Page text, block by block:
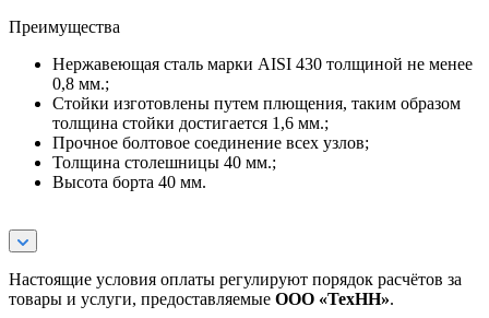
Преимущества
Нержавеющая сталь марки AISI 430 толщиной не менее
0,8 мм.;
Стойки изготовлены путем плющения, таким образом
толщина стойки достигается 1,6 мм.;
Прочное болтовое соединение всех узлов;
Толщина столешницы 40 мм.;
Высота борта 40 мм.
Настоящие условия оплаты регулируют порядок расчётов за
товары и услуги, предоставляемые ООО «ТехНН».